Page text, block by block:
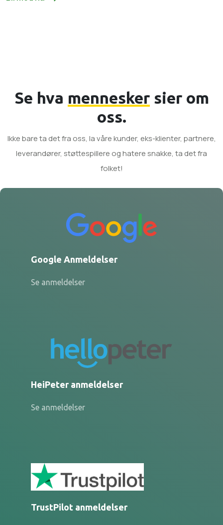
Se hva menneskersier om
oss.
Ikke bare ta det fra oss, la våre kunder, eks-klienter, partnere,
leverandører, støttespillere og hatere snakke, ta det fra
folket!
Google Anmeldelser
Se anmeldelser
HeiPeter anmeldelser
Se anmeldelser
TrustPilot anmeldelser